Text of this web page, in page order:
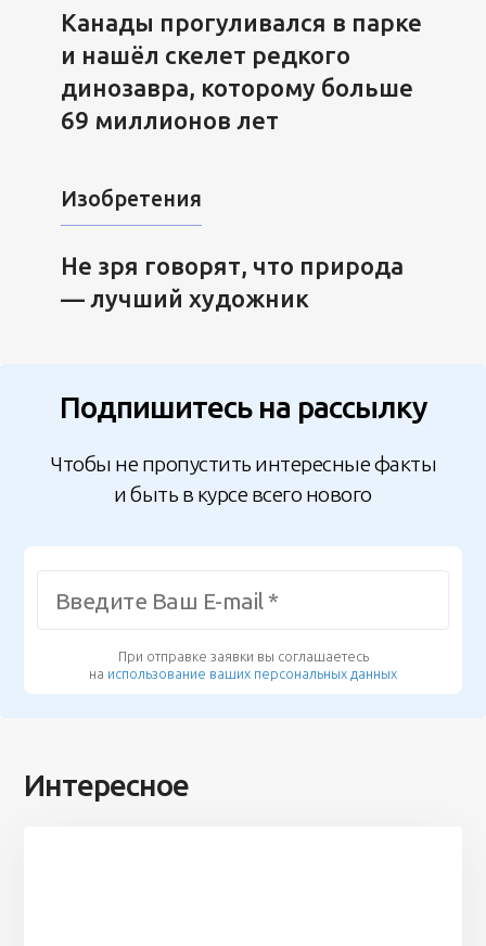
Канады прогуливался в парке
и нашёл скелет редкого
динозавра, которому больше
69 миллионов лет
Изобретения
Не зря говорят, что природа
— лучший художник
Подпишитесь на рассылку
Чтобы не пропустить интересные факты
и быть в курсе всего нового
При отправке заявки вы соглашаетесь
на использование ваших персональных данных
Интересное